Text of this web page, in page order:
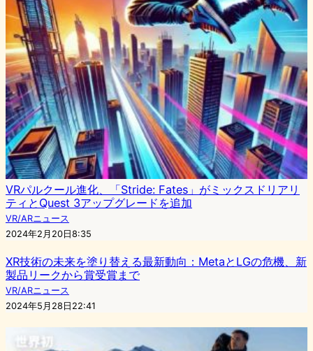
VRパルクール進化、「Stride: Fates」がミックスドリアリ
ティとQuest 3アップグレードを追加
VR/ARニュース
2024年2月20日8:35
XR技術の未来を塗り替える最新動向：MetaとLGの危機、新
製品リークから賞受賞まで
VR/ARニュース
2024年5月28日22:41